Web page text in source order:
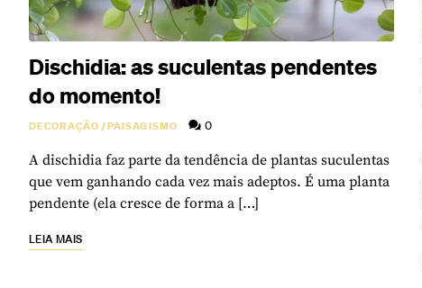
Dischidia: as suculentas pendentes
do momento!
DECORAÇÃO/PAISAGISMO 0
A dischidia faz parte da tendência de plantas suculentas
que vem ganhando cada vez mais adeptos. É uma planta
pendente (ela cresce de forma a […]
LEIA MAIS